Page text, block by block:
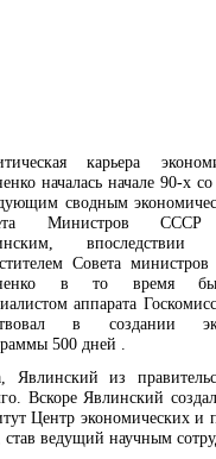
карьера
началась начале 90-х
сводным
Министров СССР
Совета
в то время
аппарата
в создании
500 дней .
Явлинский из
Вскоре Явлинский
Центр экономических и
ведущий научным